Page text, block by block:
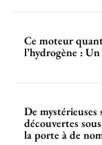
Ce moteur
l’hydrogène :
De
découvertes
la porte à de